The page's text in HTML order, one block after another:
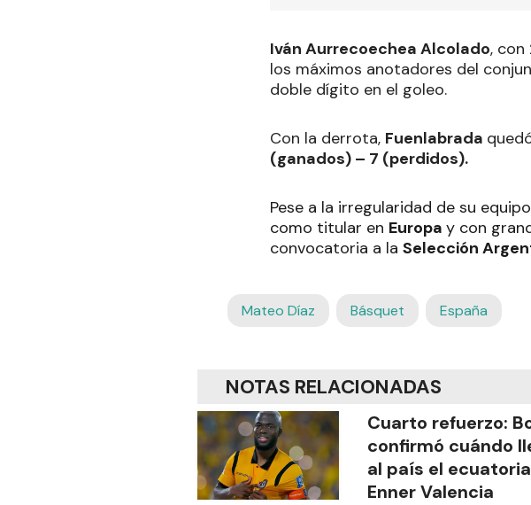
Iván Aurrecoechea Alcolado, con
los máximos anotadores del
doble dígito en el goleo.
Con la derrota, Fuenlabrada
(ganados) – 7 (perdidos).
Pese a la irregularidad de su
como titular en Europa y con
convocatoria a la Selección
Mateo Díaz Básquet España
NOTAS RELACIONADAS
Cuarto refuerzo:
confirmó cuándo
al país el
Enner Valencia